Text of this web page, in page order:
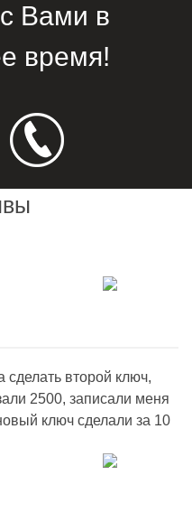
Вами в
время!
второй ключ,
2500, записали меня
ключ сделали за 10